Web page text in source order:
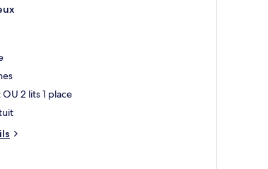
2 lits 1 place